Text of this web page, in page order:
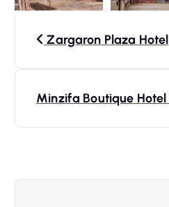
Zargaron Plaza Hotel
Minzifa Boutique Hotel